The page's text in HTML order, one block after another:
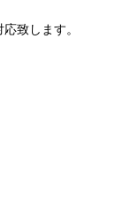
致します。